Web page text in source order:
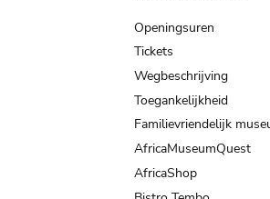
Openingsuren
Tickets
Wegbeschrijving
Toegankelijkheid
Familievriendelijk
AfricaMuseumQuest
AfricaShop